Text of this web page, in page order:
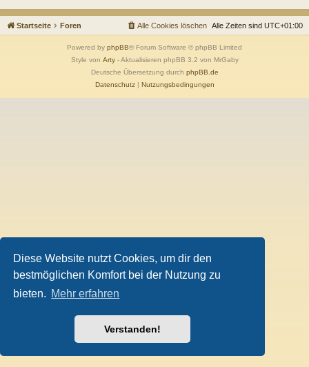
Diese Website nutzt Cookies, um dir den
bestmöglichen Komfort bei der Nutzung zu
bieten. Mehr erfahren
Verstanden!
Startseite Foren Alle Zeiten sind UTC+01:00
Alle Cookies löschen
Powered by phpBB® Forum Software © phpBB Limited
Style von Arty- Aktualisieren phpBB 3.2 von MrGaby
Deutsche Übersetzung durch phpBB.de
Datenschutz| Nutzungsbedingungen